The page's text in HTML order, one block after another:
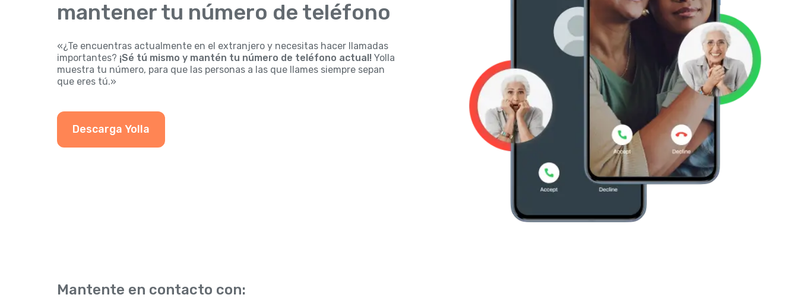
mantener tu número de teléfono
«¿Te encuentras actualmente en el extranjero y necesitas hacer llamadas
importantes? ¡Sé tú mismo y mantén tu número de teléfono actual! Yolla
muestra tu número, para que las personas a las que llames siempre sepan
que eres tú.»
Descarga Yolla
Mantente en contacto con: